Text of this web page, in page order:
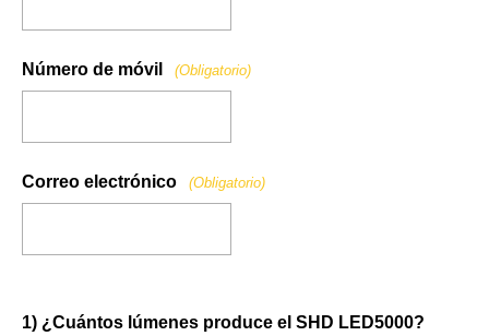
Número de móvil (Obligatorio)
Correo electrónico (Obligatorio)
1) ¿Cuántos lúmenes produce el SHD LED5000?